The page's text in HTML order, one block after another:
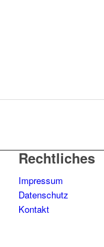
Rechtliches
Impressum
Datenschutz
Kontakt